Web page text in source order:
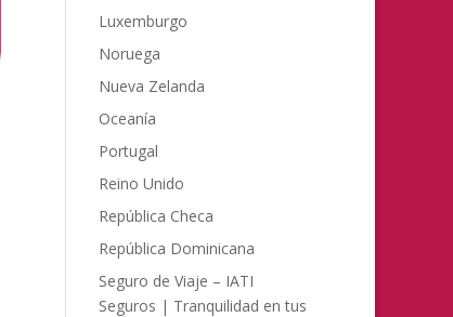
Luxemburgo
Noruega
Nueva Zelanda
Oceanía
Portugal
Reino Unido
República Checa
República Dominicana
Seguro de Viaje – IATI
Seguros | Tranquilidad en tus